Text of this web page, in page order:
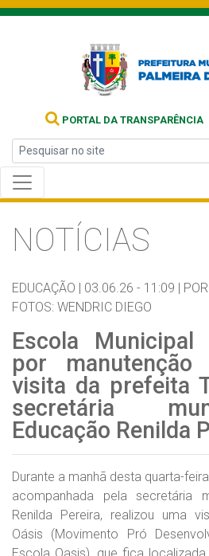
PORTAL DA TRANSPARÊNCIA
NOTÍCIAS
EDUCAÇÃO | 03.06.26 - 11:09 |
FOTOS: WENDRIC DIEGO
Escola Municipal
por
visita da prefeita
secretária
Educação Renilda
Durante a manhã desta quarta-
acompanhada pela secretária
Renilda Pereira, realizou uma
Oásis (Movimento Pró